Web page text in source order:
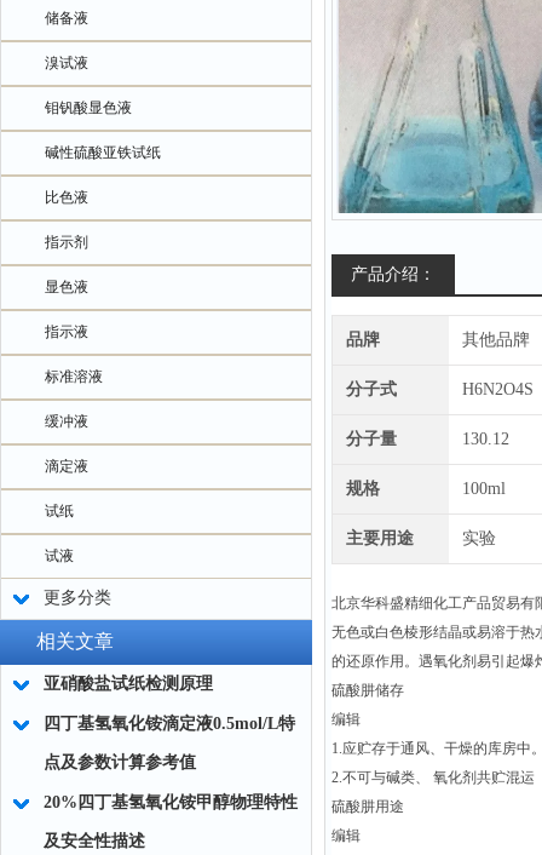
储备液
溴试液
钼钒酸显色液
碱性硫酸亚铁试纸
比色液
指示剂
显色液
指示液
标准溶液
缓冲液
滴定液
试纸
试液
更多分类
相关文章
亚硝酸盐试纸检测原理
四丁基氢氧化铵滴定液0.5mol/L特
点及参数计算参考值
20%四丁基氢氧化铵甲醇物理特性
及安全性描述
产品介绍：
品牌 其他品牌
分子式 H6N2O4S
分子量 130.12
规格 100ml
主要用途 实验
北京华科盛精细化工产品贸易有
无色或白色棱形结晶或易溶于热
的还原作用。遇氧化剂易引起爆
硫酸肼储存
编辑
1.应贮存于通风、干燥的库房中
2.不可与碱类、 氧化剂共贮混运
硫酸肼用途
编辑